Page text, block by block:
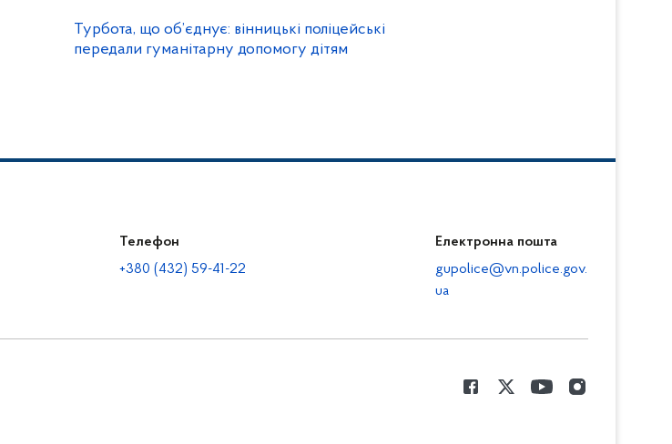
Турбота, що об’єднує: вінницькі поліцейські
передали гуманітарну допомогу дітям
Телефон
+380 (432) 59-41-22
Електронна пошта
gupolice@vn.police.gov.
ua